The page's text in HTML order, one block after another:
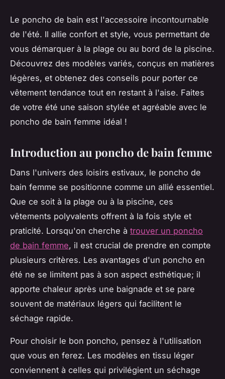
Le poncho de bain est l'accessoire incontournable
de l'été. Il allie confort et style, vous permettant de
vous démarquer à la plage ou au bord de la piscine.
Découvrez des modèles variés, conçus en matières
légères, et obtenez des conseils pour porter ce
vêtement tendance tout en restant à l'aise. Faites
de votre été une saison stylée et agréable avec le
poncho de bain femme idéal !
Introduction au poncho de bain femme
Dans l'univers des loisirs estivaux, le poncho de
bain femme se positionne comme un allié essentiel.
Que ce soit à la plage ou à la piscine, ces
vêtements polyvalents offrent à la fois style et
praticité. Lorsqu'on cherche à trouver un poncho
de bain femme, il est crucial de prendre en compte
plusieurs critères. Les avantages d'un poncho en
été ne se limitent pas à son aspect esthétique; il
apporte chaleur après une baignade et se pare
souvent de matériaux légers qui facilitent le
séchage rapide.
Pour choisir le bon poncho, pensez à l'utilisation
que vous en ferez. Les modèles en tissu léger
conviennent à celles qui privilégient un séchage